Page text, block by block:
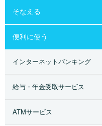
そなえる
便利に使う
インターネットバンキング
給与・年金受取サービス
ATMサービス